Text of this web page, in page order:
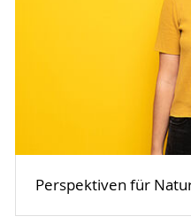
Perspektiven für